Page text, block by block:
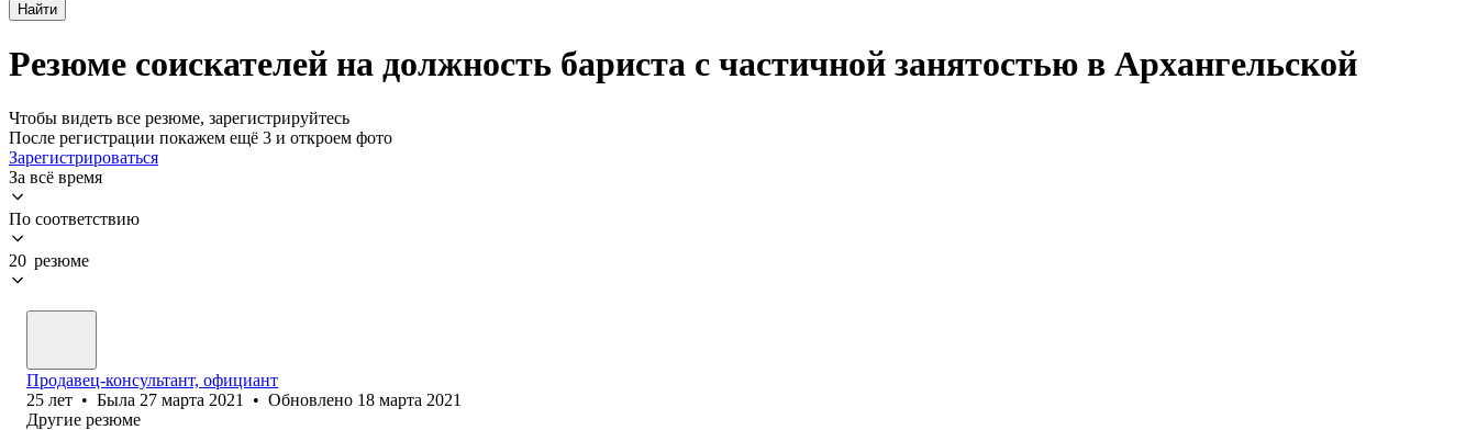
Найти
Резюме соискателей на должность бариста с частичной занятостью в Архангельской
Чтобы видеть все резюме, зарегистрируйтесь
После регистрации покажем ещё 3 и откроем фото
Зарегистрироваться
За всё время
По соответствию
20 резюме
Продавец-консультант, официант
25 лет • Была 27 марта 2021 • Обновлено 18 марта 2021
Другие резюме